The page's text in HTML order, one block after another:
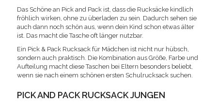
Das Schöne an Pick and Pack ist, dass die Rucksäcke kindlich
fröhlich wirken, ohne zu überladen zu sein. Dadurch sehen sie
auch dann noch schön aus, wenn dein Kind schon etwas älter
ist. Das macht die Tasche oft länger nutzbar.
Ein Pick & Pack Rucksack für Mädchen ist nicht nur hübsch,
sondern auch praktisch. Die Kombination aus Größe, Farbe und
Aufteilung macht diese Taschen bei Eltern besonders beliebt,
wenn sie nach einem schönen ersten Schulrucksack suchen.
PICK AND PACK RUCKSACK JUNGEN